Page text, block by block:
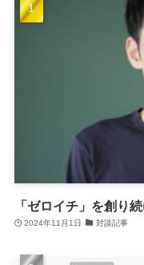
「ゼロイチ」を創り
2024年11月1日 対談記事